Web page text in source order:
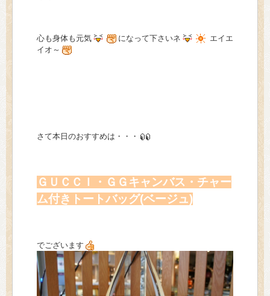
心も身体も元気 になって下さいネ
エイエ
イオ～
さて本日のおすすめは・・・
ＧＵＣＣＩ・ＧＧキャンバス・チャー
ム付きトートバッグ(ベージュ)
でございます
> お問い合わせ